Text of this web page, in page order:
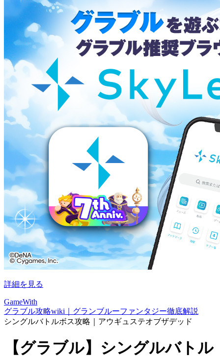
詳細を見る
GameWith
グラブル攻略wiki｜グランブルーファンタジー徹底解説
シングルバトルボス攻略｜アウギュステオブザデッド
【グラブル】シングルバトル